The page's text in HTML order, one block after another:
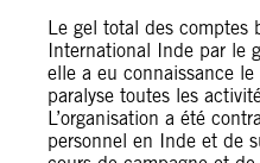
Le gel total des comptes
International Inde par le
elle a eu connaissance
paralyse toutes les
L’organisation a été
personnel en Inde et de